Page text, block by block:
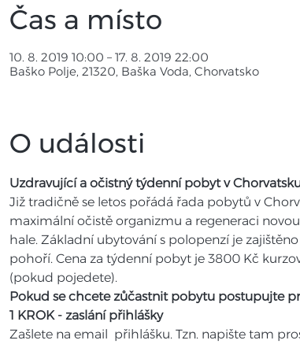
Čas a místo
10. 8. 2019 10:00 – 17. 8. 2019 22:00
Baško Polje, 21320, Baška Voda, Chorvatsko
O události
Uzdravující a očistný týdenní pobyt v
Již tradičně se letos pořádá řada pobytů v
maximální očistě organizmu a regeneraci
hale. Základní ubytování s polopenzí je
pohoří. Cena za týdenní pobyt je 3800 Kč
(pokud pojedete).
Pokud se chcete zůčastnit pobytu postupujte
1 KROK - zaslání přihlášky
Zašlete na email přihlášku. Tzn. napište tam